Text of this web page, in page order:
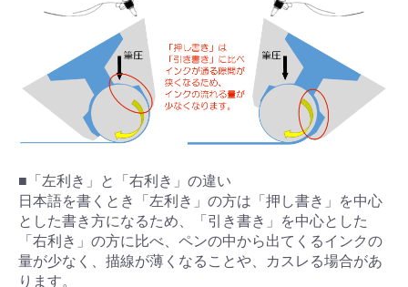
■「左利き」と「右利き」の違い
日本語を書くとき「左利き」の方は「押し書き」を中心
とした書き方になるため、「引き書き」を中心とした
「右利き」の方に比べ、ペンの中から出てくるインクの
量が少なく、描線が薄くなることや、カスレる場合があ
ります。